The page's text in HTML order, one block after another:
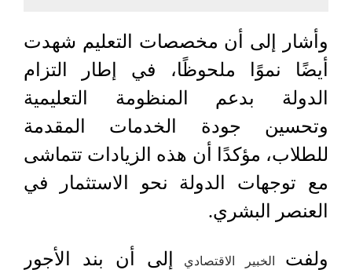
وأشار إلى أن مخصصات التعليم شهدت
أيضًا نموًا ملحوظًا، في إطار التزام
الدولة بدعم المنظومة التعليمية
وتحسين جودة الخدمات المقدمة
للطلاب، مؤكدًا أن هذه الزيادات تتماشى
مع توجهات الدولة نحو الاستثمار في
العنصر البشري.
ولفت الخبير الاقتصادي
إلى أن بند الأجور